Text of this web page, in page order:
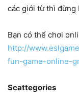
các giới từ thì đừng
Bạn có thể chơi
http://
fun-game-online-
Scattegories